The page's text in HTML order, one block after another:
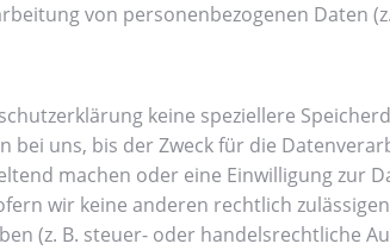
von personenbezogenen Daten
keine speziellere
bei uns, bis der Zweck für die
machen oder eine Einwilligung zur
wir keine anderen rechtlich
(z. B. steuer- oder handelsrechtliche